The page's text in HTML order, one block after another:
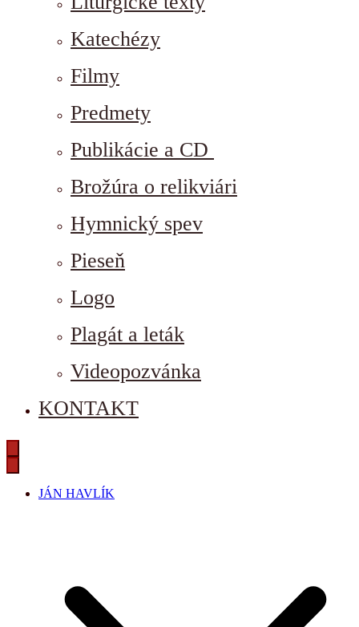
Katechézy
Filmy
Predmety
Publikácie a CD
Brožúra o relikviári
Hymnický spev
Pieseň
Logo
Plagát a leták
Videopozvánka
KONTAKT
JÁN HAVLÍK